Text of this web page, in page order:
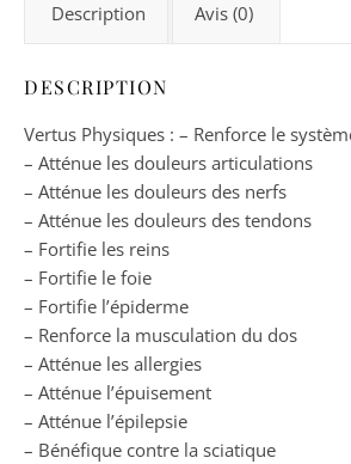
Description Avis (0)
DESCRIPTION
Vertus Physiques : – Renforce le
– Atténue les douleurs articulations
– Atténue les douleurs des nerfs
– Atténue les douleurs des tendons
– Fortifie les reins
– Fortifie le foie
– Fortifie l’épiderme
– Renforce la musculation du dos
– Atténue les allergies
– Atténue l’épuisement
– Atténue l’épilepsie
– Bénéfique contre la sciatique